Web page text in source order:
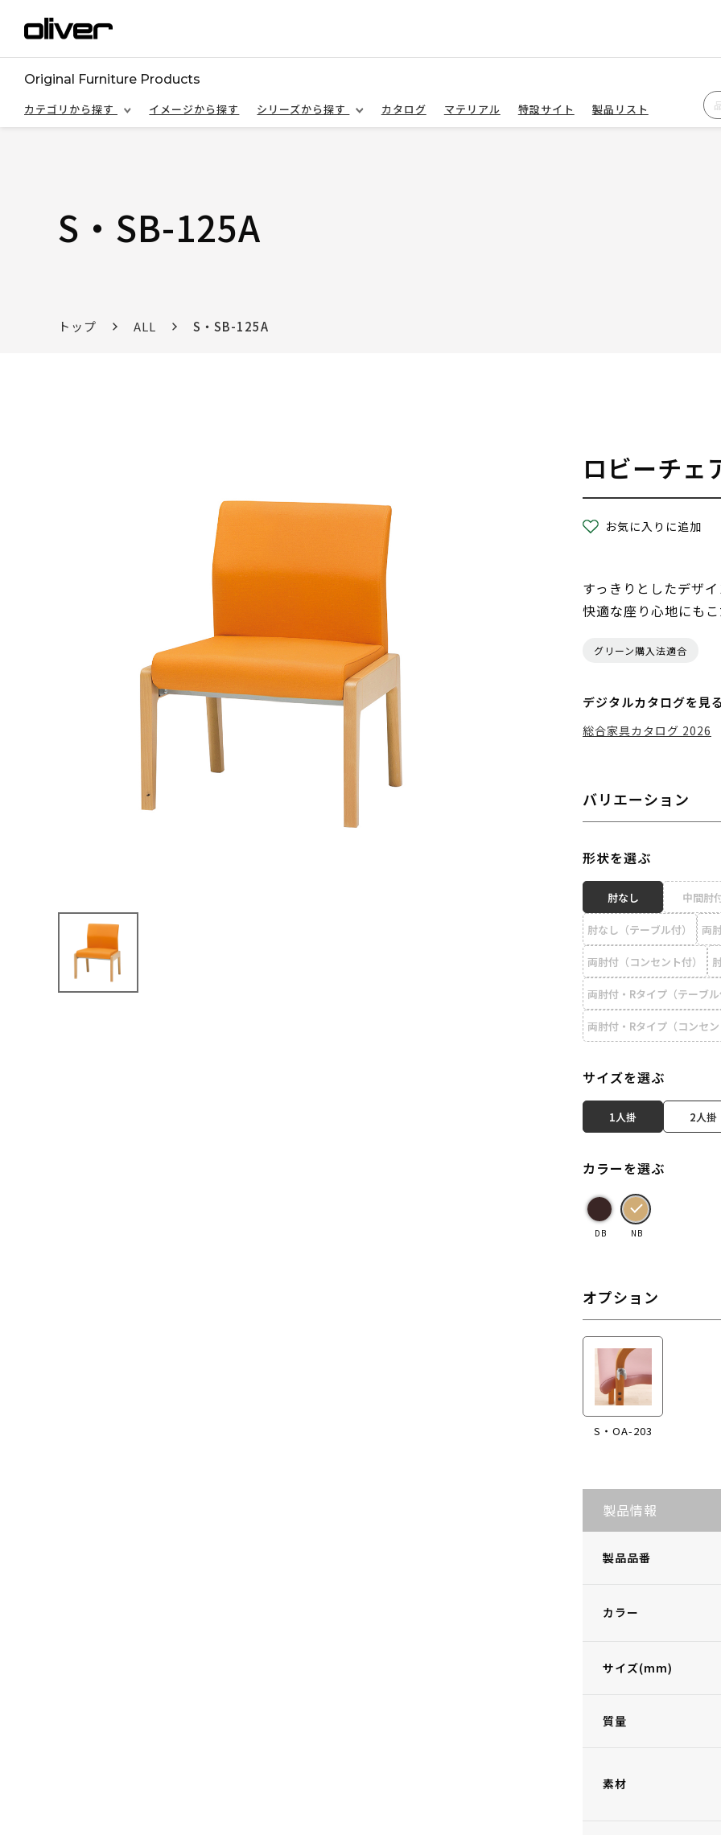
Original Furniture Products
カテゴリから探す
イメージから探す シリーズから探す カタログ マテリアル 特設サイト 製品リスト
S・SB-125A
トップ ALL S・SB-125A
ロビーチェ
お気に入りに追加
すっきりとしたデザイ
快適な座り心地にも
グリーン購入法適合
デジタルカタログを見る
総合家具カタログ 2026
バリエーション
形状を選ぶ
肘なし 中間肘
肘なし（テーブル付） 両
両肘付（コンセント付）
両肘付・Rタイプ（テーブル
両肘付・Rタイプ（コンセン
サイズを選ぶ
1人掛 2人掛
カラーを選ぶ
DB NB
オプション
S・OA-203
製品情報
製品品番
カラー
サイズ(mm)
質量
素材